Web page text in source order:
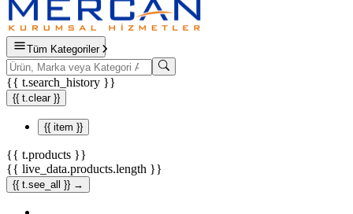
Tüm Kategoriler
{{ t.search_history }}
{{ t.clear }}
{{ item }}
{{ t.products }}
{{ live_data.products.length }}
{{ t.see_all }} →